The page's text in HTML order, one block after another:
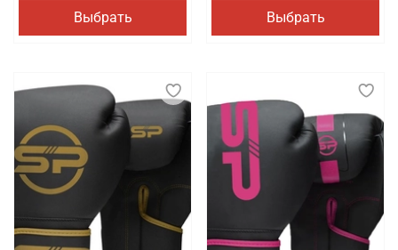
Выбрать Выбрать